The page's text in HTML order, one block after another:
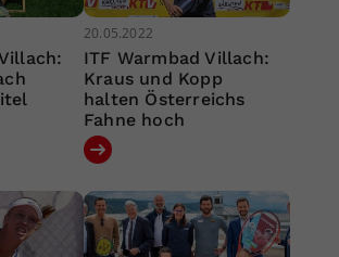
20.05.2022
ITF Warmbad Villach:
Kraus und Kopp
halten Österreichs
Fahne hoch